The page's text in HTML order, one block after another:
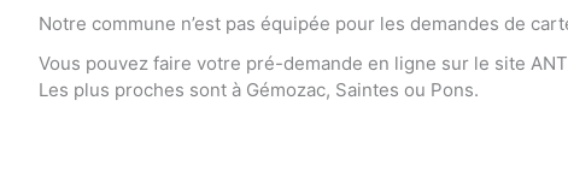
Notre commune n’est pas équipée pour les demandes de
Vous pouvez faire votre pré-demande en ligne sur le site
Les plus proches sont à Gémozac, Saintes ou Pons.